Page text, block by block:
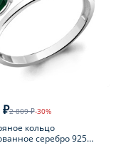
₽2 809 ₽-30%
кольцо
серебро 925